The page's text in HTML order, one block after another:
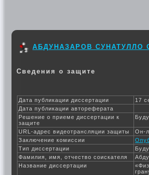
АБДУНАЗАРОВ СУНАТУЛЛО
Сведения о защите
Дата публикации диссертации
17
Дата публикации автореферата
Решение о приеме диссертации к
защите
URL-адрес видеотрансляции защиты
Он-
Заключение комиссии
Тип диссертации
Фамилия, имя, отчество соискателя
Название диссертации